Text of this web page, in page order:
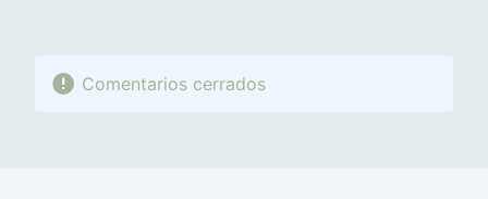
Comentarios cerrados